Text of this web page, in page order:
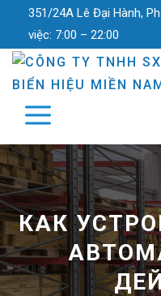
351/24A Lê Đại Hành,
việc: 7:00 – 22:00
КАК